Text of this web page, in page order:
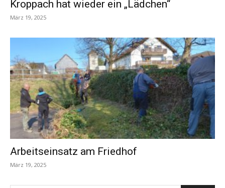
Kroppach hat wieder ein „Lädchen“
März 19, 2025
Arbeitseinsatz am Friedhof
März 19, 2025